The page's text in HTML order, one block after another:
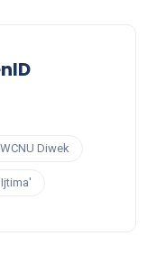
Diwek